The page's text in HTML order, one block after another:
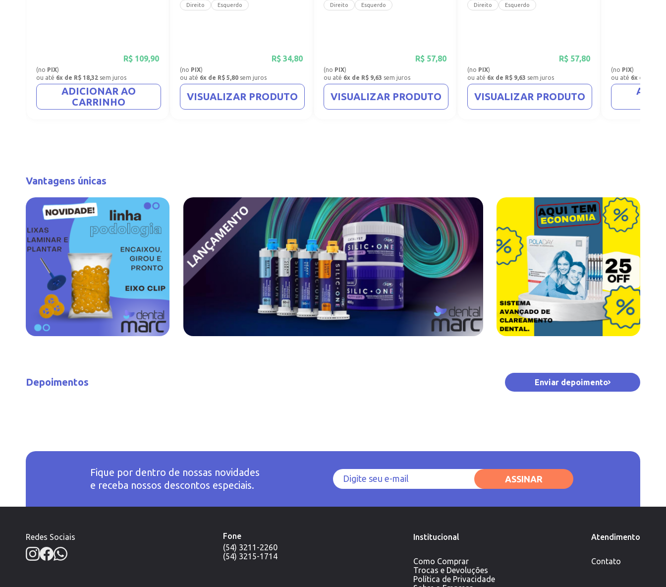
R$ 109,90
(no PIX)
ou até 6x de R$ 18,32 sem juros
ADICIONAR AO
CARRINHO
Direito Esquerdo
R$ 34,80
(no PIX)
ou até 6x de R$ 5,80 sem juros
VISUALIZAR PRODUTO
Direito Esquerdo
R$ 57,80
(no PIX)
ou até 6x de R$ 9,63 sem juros
VISUALIZAR PRODUTO
Direito Esquerdo
R$ 57,80
(no PIX)
ou até 6x de R$ 9,63 sem juros
VISUALIZAR PRODUTO
(no PIX)
ou até 6x de R$
Vantagens únicas
Depoimentos Enviar depoimento
Fique por dentro de nossas novidades
e receba nossos descontos especiais.
ASSINAR
Redes Sociais
Fone
(54) 3211-2260
(54) 3215-1714
Institucional
Como Comprar
Trocas e Devoluções
Política de Privacidade
Atendimento
Contato